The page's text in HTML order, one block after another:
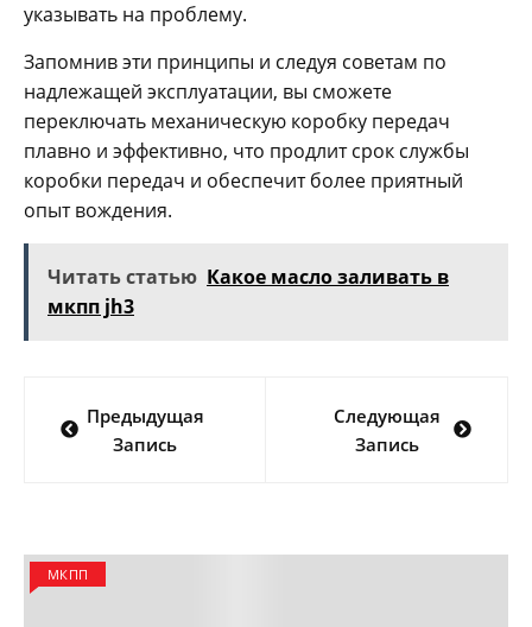
указывать на проблему.
Запомнив эти принципы и следуя советам по
надлежащей эксплуатации, вы сможете
переключать механическую коробку передач
плавно и эффективно, что продлит срок службы
коробки передач и обеспечит более приятный
опыт вождения.
Читать статью Какое масло заливать в
мкпп jh3
по
Предыдущая
Запись
Следующая
Запись
МКПП